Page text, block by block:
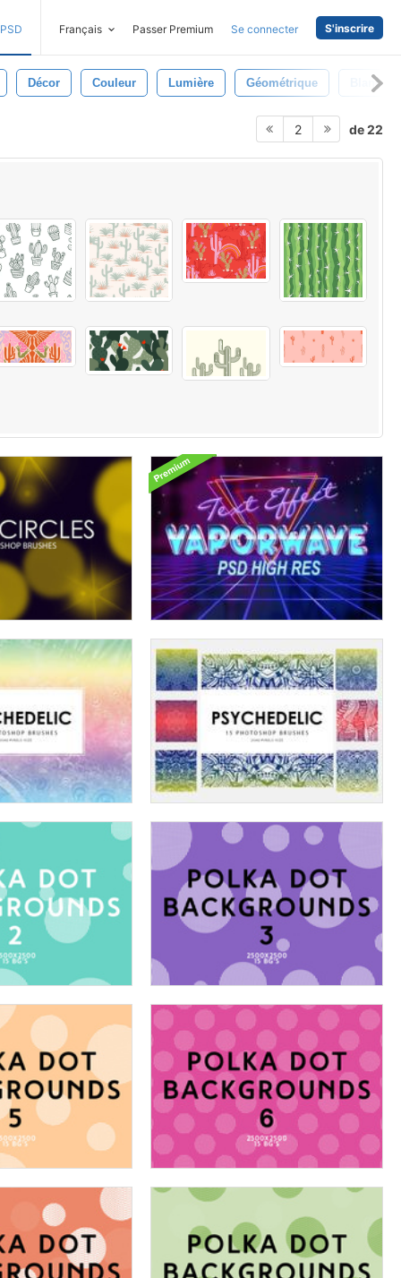
PSD Français Passer Premium Se connecter S'inscrire
Décor Couleur Lumière Géométrique Blanc
2 de 22